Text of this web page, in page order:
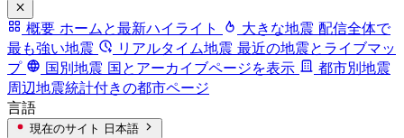
概要 ホームと最新ハイライト 大きな地震 配信全体で
最も強い地震
リアルタイム地震 最近の地震とライブマッ
プ
国別地震 国とアーカイブページを表示
都市別地震
周辺地震統計付きの都市ページ
言語
現在のサイト 日本語